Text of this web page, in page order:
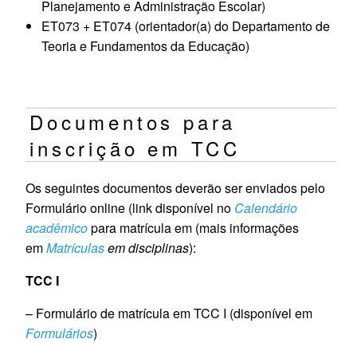
Planejamento e Administração Escolar)
ET073 + ET074 (orientador(a) do Departamento de
Teoria e Fundamentos da Educação)
Documentos para
inscrição em TCC
Os seguintes documentos deverão ser enviados pelo
Formulário online (link disponível no Calendário
acadêmicopara matrícula em (mais informações
emMatrículasem disciplinas):
TCC I
– Formulário de matrícula em TCC I (disponível em
Formulários)